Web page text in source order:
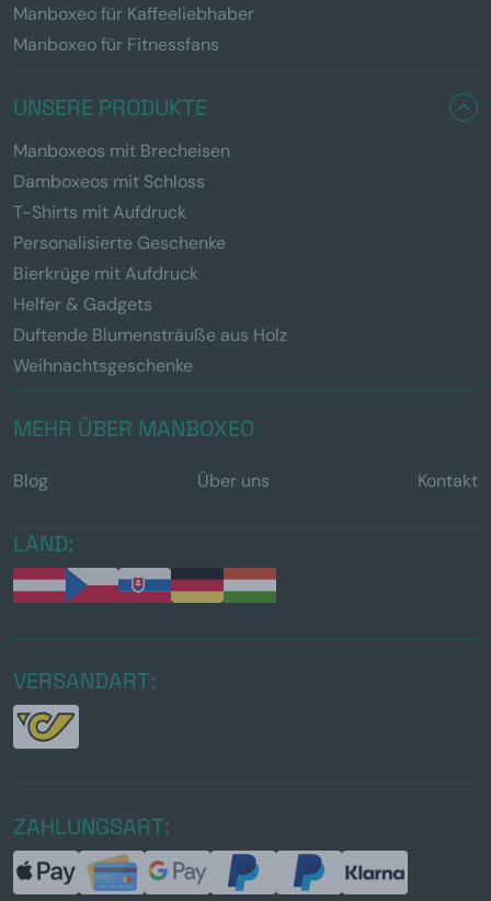
Manboxeo für Kaffeeliebhaber
Manboxeo für Fitnessfans
UNSERE PRODUKTE
Manboxeos mit Brecheisen
Damboxeos mit Schloss
T-Shirts mit Aufdruck
Personalisierte Geschenke
Bierkrüge mit Aufdruck
Helfer & Gadgets
Duftende Blumensträuße aus Holz
Weihnachtsgeschenke
MEHR ÜBER MANBOXEO
Blog Über uns Kontakt
LAND:
VERSANDART:
ZAHLUNGSART: